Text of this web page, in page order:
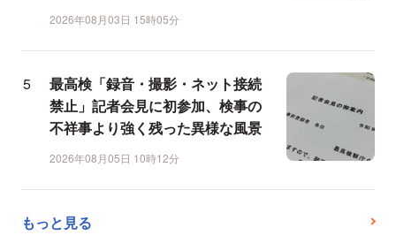
2026年08月03日 15時05分
最高検「録音・撮影・ネット接続
禁止」記者会見に初参加、検事の
不祥事より強く残った異様な風景
2026年08月05日 10時12分
もっと見る